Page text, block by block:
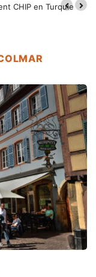
CHIP en Turquie